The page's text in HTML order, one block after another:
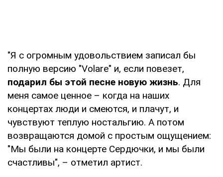
"Я с огромным удовольствием записал бы
полную версию "Volare" и, если повезет,
подарил бы этой песне новую жизнь. Для
меня самое ценное – когда на наших
концертах люди и смеются, и плачут, и
чувствуют теплую ностальгию. А потом
возвращаются домой с простым ощущением:
"Мы были на концерте Сердючки, и мы были
счастливы", – отметил артист.